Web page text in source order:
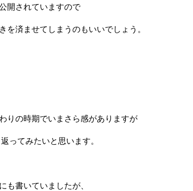
開されていますので
を済ませてしまうのもいいでしょう。
りの時期でいまさら感がありますが
ってみたいと思います。
も書いていましたが、